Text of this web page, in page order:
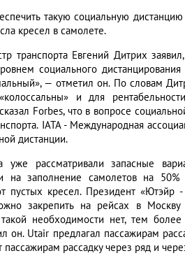
такую социальную
кресел в самолете.
транспорта Евгений Дитрих
социального
— отметил он. По словам
и для
Forbes, что в вопросе
IATA - Международная
дистанции.
уже рассматривали запасные
на заполнение самолетов на
пустых кресел. Президент «Ютэйр
закрепить на рейсах в
необходимости нет, тем
он. Utair предлагал пассажирам
рассадку через ряд и